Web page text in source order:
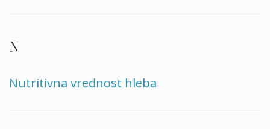
N
Nutritivna vrednost hleba